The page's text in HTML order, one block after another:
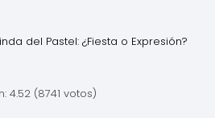
del Pastel: ¿Fiesta o Expresión?
4.52 (8741 votos)